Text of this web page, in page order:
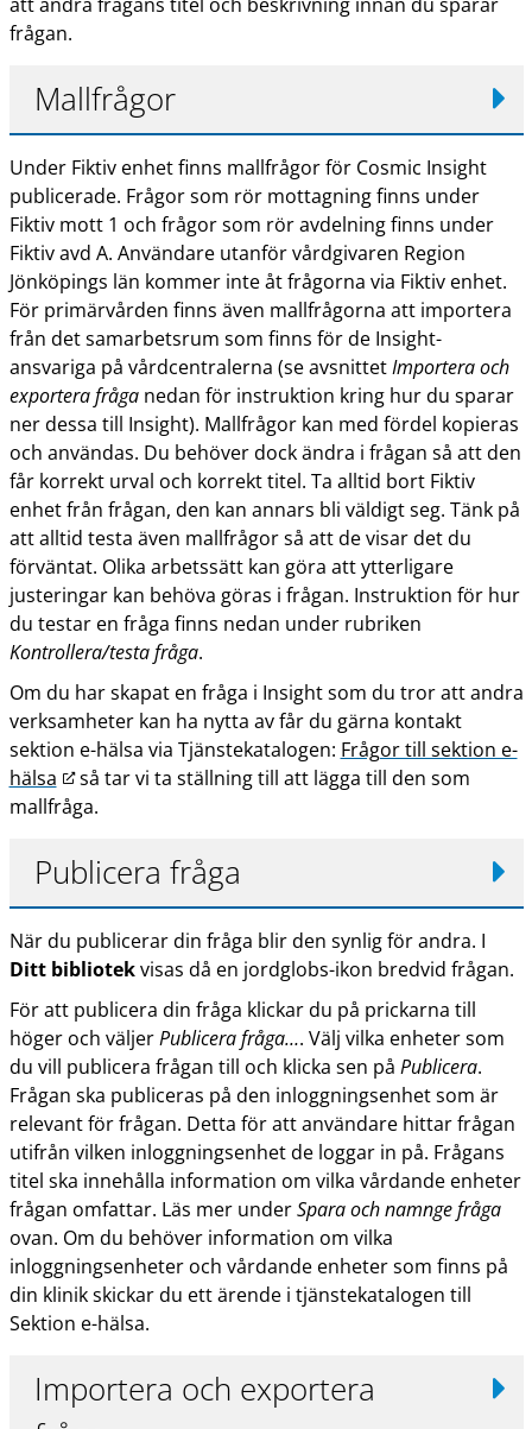
frågan.
Mallfrågor
Under Fiktiv enhet finns mallfrågor för Cosmic Insight
publicerade. Frågor som rör mottagning finns under
Fiktiv mott 1 och frågor som rör avdelning finns under
Fiktiv avd A. Användare utanför vårdgivaren Region
Jönköpings län kommer inte åt frågorna via Fiktiv enhet.
För primärvården finns även mallfrågorna att importera
från det samarbetsrum som finns för de Insight-
ansvariga på vårdcentralerna (se avsnittetImportera och
exportera fråganedan för instruktion kring hur du sparar
ner dessa till Insight). Mallfrågor kan med fördel kopieras
och användas. Du behöver dock ändra i frågan så att den
får korrekt urval och korrekt titel. Ta alltid bort Fiktiv
enhet från frågan, den kan annars bli väldigt seg. Tänk på
att alltid testa även mallfrågor så att de visar det du
förväntat. Olika arbetssätt kan göra att ytterligare
justeringar kan behöva göras i frågan. Instruktion för hur
du testar en fråga finns nedan under rubriken
Kontrollera/testa fråga.
Om du har skapat en fråga i Insight som du tror att andra
verksamheter kan ha nytta av får du gärna kontakt
sektion e-hälsa via Tjänstekatalogen: Frågor till sektion e-
hälsaL
ä
k
t
l
l
a
n
n
a
n
w
e
b
b
p
l
a
så tar vi ta ställning till att lägga till den som
mallfråga.
Publicera fråga
När du publicerar din fråga blir den synlig för andra. I
Ditt bibliotekvisas då en jordglobs-ikon bredvid frågan.
För att publicera din fråga klickar du på prickarna till
höger och väljerPublicera fråga…. Välj vilka enheter som
du vill publicera frågan till och klicka sen på Publicera.
Frågan ska publiceras på den inloggningsenhet som är
relevant för frågan. Detta för att användare hittar frågan
utifrån vilken inloggningsenhet de loggar in på. Frågans
titel ska innehålla information om vilka vårdande enheter
frågan omfattar. Läs mer underSpara och namnge fråga
ovan. Om du behöver information om vilka
inloggningsenheter och vårdande enheter som finns på
din klinik skickar du ett ärende i tjänstekatalogen till
Sektion e-hälsa.
Importera och exportera